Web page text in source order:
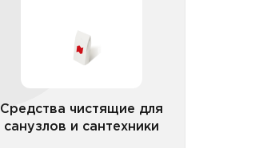
Средства чистящие для
санузлов и сантехники
санузлов и сантехники до 1л